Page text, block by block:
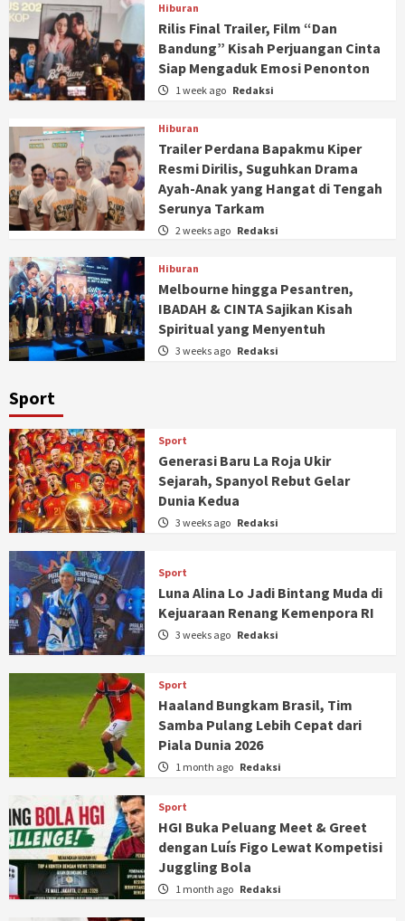
Hiburan
Rilis Final Trailer, Film “Dan
Bandung” Kisah Perjuangan Cinta
Siap Mengaduk Emosi Penonton
1 week ago Redaksi
Hiburan
Trailer Perdana Bapakmu Kiper
Resmi Dirilis, Suguhkan Drama
Ayah-Anak yang Hangat di Tengah
Serunya Tarkam
2 weeks ago Redaksi
Hiburan
Melbourne hingga Pesantren,
IBADAH & CINTA Sajikan Kisah
Spiritual yang Menyentuh
3 weeks ago Redaksi
Sport
Sport
Generasi Baru La Roja Ukir
Sejarah, Spanyol Rebut Gelar
Dunia Kedua
3 weeks ago Redaksi
Sport
Luna Alina Lo Jadi Bintang Muda di
Kejuaraan Renang Kemenpora RI
3 weeks ago Redaksi
Sport
Haaland Bungkam Brasil, Tim
Samba Pulang Lebih Cepat dari
Piala Dunia 2026
1 month ago Redaksi
Sport
HGI Buka Peluang Meet & Greet
dengan Luís Figo Lewat Kompetisi
Juggling Bola
1 month ago Redaksi